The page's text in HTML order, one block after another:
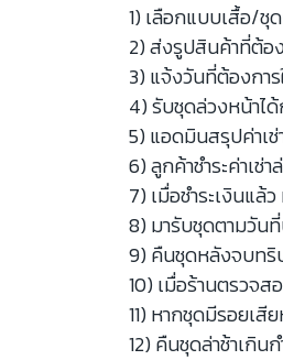
1) เลือกแบบเสื้อ/ชุ
2) ส่งรูปสินค้าที่ต้อ
3) แจ้งวันที่ต้องกา
4) รับชุดล่วงหน้าไ
5) แอดมินสรุปค่าเ
6) ลูกค้าชำระค่าเช่
7) เมื่อชำระเงินแล้
8) มารับชุดตามวัน
9) คืนชุดหลังจบทริ
10) เมื่อร้านตรวจ
11) หากชุดมีรอยเสี
12) คืนชุดล่าช้าเกิ